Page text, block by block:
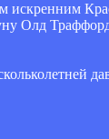
искренним
Олд